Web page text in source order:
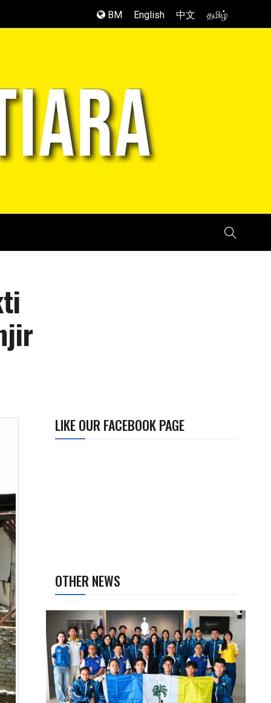
BM English 中文 தமிழ்
LIKE OUR FACEBOOK PAGE
OTHER NEWS